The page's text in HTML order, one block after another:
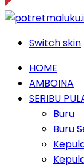
Switch skin
HOME
AMBOINA
SERIBU
Buru
Buru